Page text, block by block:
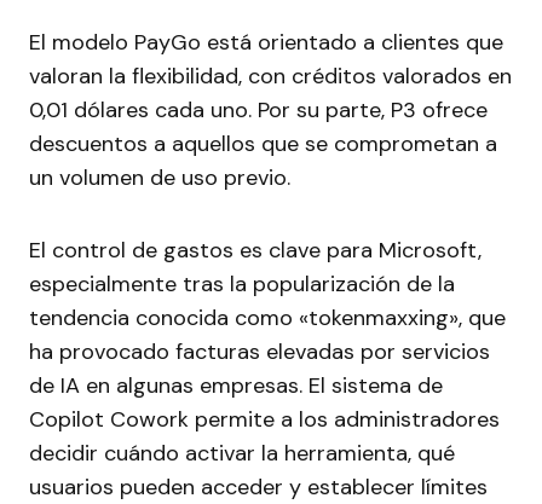
El modelo PayGo está orientado a clientes que
valoran la flexibilidad, con créditos valorados en
0,01 dólares cada uno. Por su parte, P3 ofrece
descuentos a aquellos que se comprometan a
un volumen de uso previo.
El control de gastos es clave para Microsoft,
especialmente tras la popularización de la
tendencia conocida como «tokenmaxxing», que
ha provocado facturas elevadas por servicios
de IA en algunas empresas. El sistema de
Copilot Cowork permite a los administradores
decidir cuándo activar la herramienta, qué
usuarios pueden acceder y establecer límites